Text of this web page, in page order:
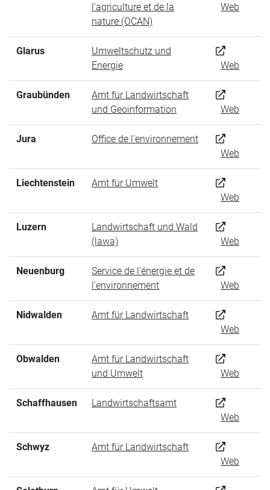
l'agriculture et de la
nature (OCAN)
Web
Glarus
Umweltschutz und
Energie
Web
Graubünden
Amt für Landwirtschaft
und Geoinformation
Web
Jura
Office de l'environnement
Web
Liechtenstein
Amt für Umwelt
Web
Luzern
Landwirtschaft und Wald
(lawa)
Web
Neuenburg
Service de l'énergie et de
l'environnement
Web
Nidwalden
Amt für Landwirtschaft
Web
Obwalden
Amt für Landwirtschaft
und Umwelt
Web
Schaffhausen
Landwirtschaftsamt
Web
Schwyz
Amt für Landwirtschaft
Web